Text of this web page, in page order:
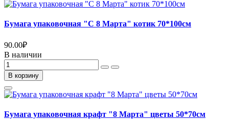
Бумага упаковочная "С 8 Марта" котик 70*100см
90.00₽
В наличии
В корзину
Бумага упаковочная крафт "8 Марта" цветы 50*70см